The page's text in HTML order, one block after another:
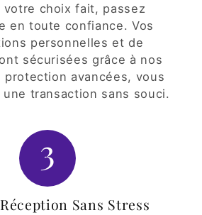
votre choix fait, passez
en toute confiance. Vos
personnelles et de
sécurisées grâce à nos
protection avancées, vous
transaction sans souci.
3
Sans Stress